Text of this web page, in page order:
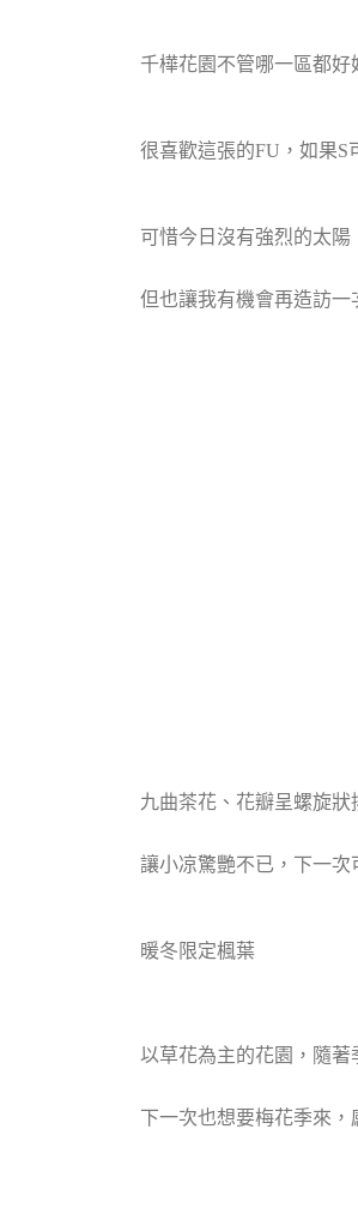
千樺花園不管哪一區都
很喜歡這張的FU，如果S
可惜今日沒有強烈的太
但也讓我有機會再造訪一
九曲茶花、花瓣呈螺旋
讓小凉驚艷不已，下一
暖冬限定楓葉
以草花為主的花園，隨
下一次也想要梅花季來